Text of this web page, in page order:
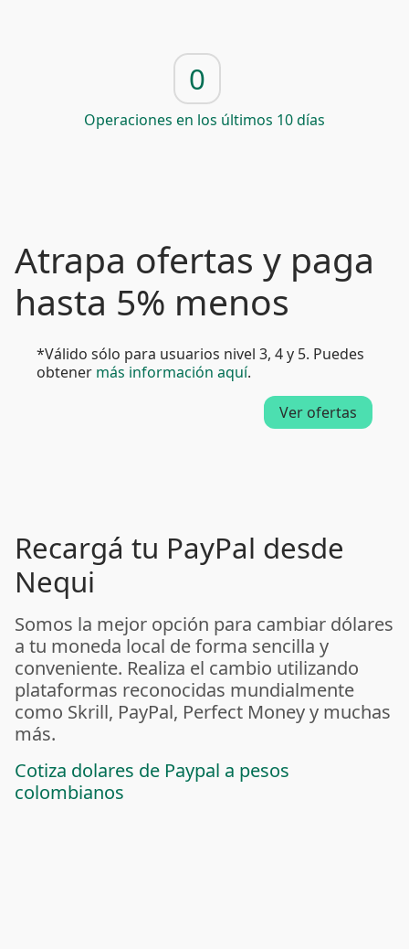
0
Operaciones en los últimos 10 días
Atrapa ofertas y paga
hasta 5% menos
*Válido sólo para usuarios nivel 3, 4 y 5. Puedes
obtener más información aquí.
Ver ofertas
Recargá tu PayPal desde
Nequi
Somos la mejor opción para cambiar dólares
a tu moneda local de forma sencilla y
conveniente. Realiza el cambio utilizando
plataformas reconocidas mundialmente
como Skrill, PayPal, Perfect Money y muchas
más.
Cotiza dolares de Paypal a pesos
colombianos